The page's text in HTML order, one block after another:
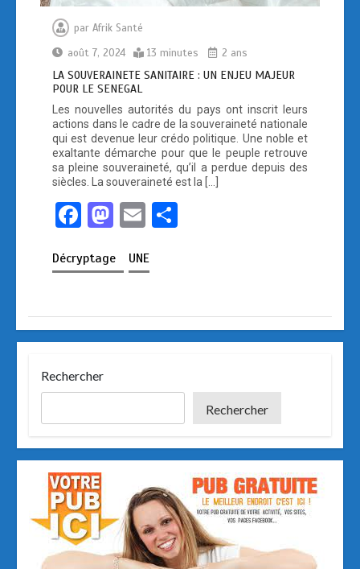
par Afrik Santé
août 7, 2024
13 minutes 2 ans
LA SOUVERAINETE SANITAIRE : UN ENJEU MAJEUR
POUR LE SENEGAL
Les nouvelles autorités du pays ont inscrit leurs
actions dans le cadre de la souveraineté nationale
qui est devenue leur crédo politique. Une noble et
exaltante démarche pour que le peuple retrouve
sa pleine souveraineté, qu’il a perdue depuis des
siècles. La souveraineté est la […]
F
ce
o
o
k
M
st
d
o
E
ail
er
Décryptage UNE
Rechercher
Rechercher